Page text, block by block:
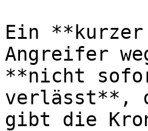
Ein **kurzer
Angreifer
**nicht
verlässt**,
gibt die